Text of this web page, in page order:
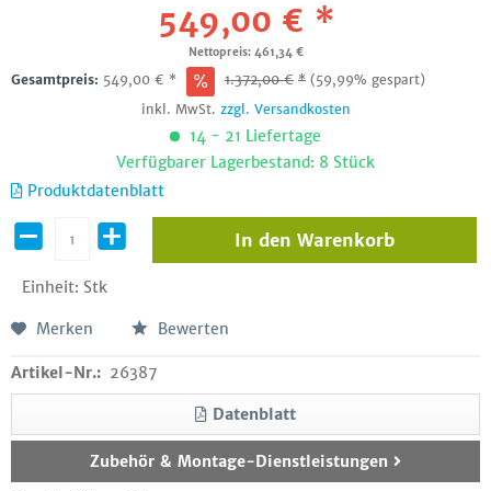
549,00 € *
Nettopreis: 461,34 €
Gesamtpreis: 549,00 € * 1.372,00€ * (59,99% gespart)
inkl. MwSt. zzgl. Versandkosten
14 - 21 Liefertage
Verfügbarer Lagerbestand: 8 Stück
Produktdatenblatt
Einheit: Stk
In den Warenkorb
Merken Bewerten
Artikel-Nr.: 26387
Datenblatt
Zubehör & Montage-Dienstleistungen